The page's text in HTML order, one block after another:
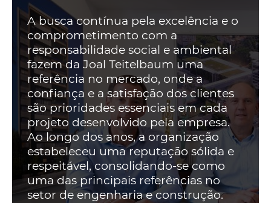
A busca contínua pela excelência e o
comprometimento com a
responsabilidade social e ambiental
fazem da Joal Teitelbaum uma
referência no mercado, onde a
confiança e a satisfação dos clientes
são prioridades essenciais em cada
projeto desenvolvido pela empresa.
Ao longo dos anos, a organização
estabeleceu uma reputação sólida e
respeitável, consolidando-se como
uma das principais referências no
setor de engenharia e construção.